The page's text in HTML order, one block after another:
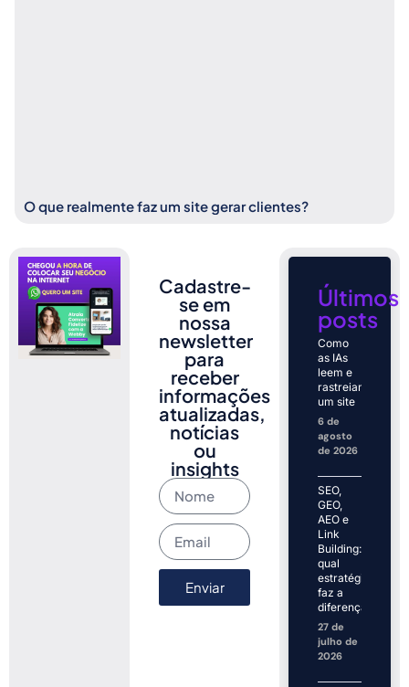
O que realmente faz um site gerar clientes?
Cadastre-
se em
nossa
newsletter
para
receber
informações
atualizadas,
notícias
ou
insights
Enviar
Últimos
posts
Como
as IAs
leem e
rastreiam
um site
6 de
agosto
de 2026
SEO,
GEO,
AEO e
Link
Building:
qual
estratégia
faz a
diferença?
27 de
julho de
2026